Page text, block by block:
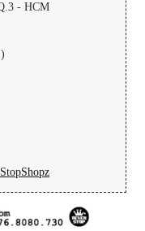
- HCM